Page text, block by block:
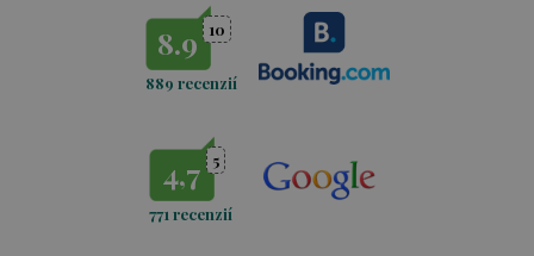
8.9 10
889 recenzií
4,7 5
771 recenzií